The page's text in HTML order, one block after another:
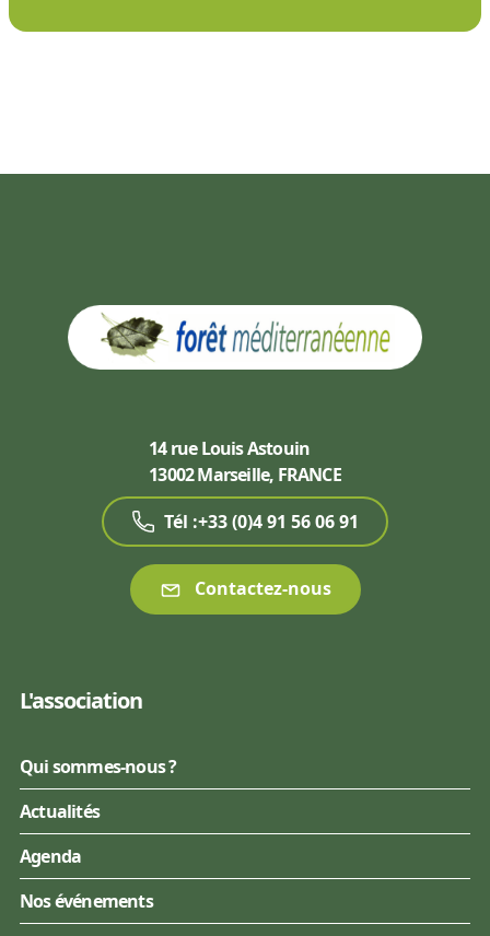
14 rue Louis Astouin
13002 Marseille, FRANCE
Tél :+33 (0)4 91 56 06 91
Contactez-nous
L'association
Qui sommes-nous ?
Actualités
Agenda
Nos événements